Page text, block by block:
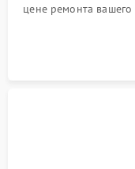
цене ремонта